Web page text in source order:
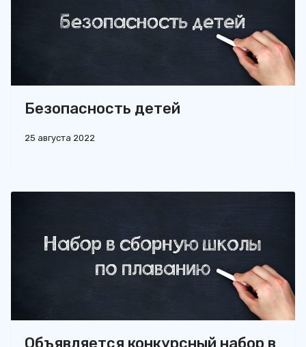
Безопасность детей
25 августа 2022
Объявляется конкурсный набор в